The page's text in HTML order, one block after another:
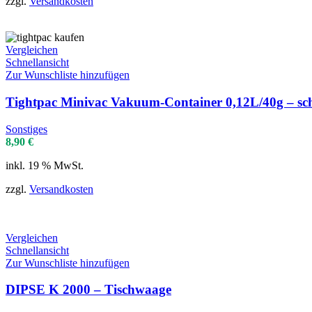
Vergleichen
Schnellansicht
Zur Wunschliste hinzufügen
Tightpac Minivac Vakuum-Container 0,12L/40g –
Sonstiges
8,90 €
inkl. 19 % MwSt.
zzgl. Versandkosten
Vergleichen
Schnellansicht
Zur Wunschliste hinzufügen
DIPSE K 2000 – Tischwaage